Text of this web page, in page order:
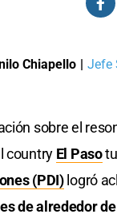
Chiapello | Jefe
sobre el
country El Paso
(PDI)logró
de alrededor